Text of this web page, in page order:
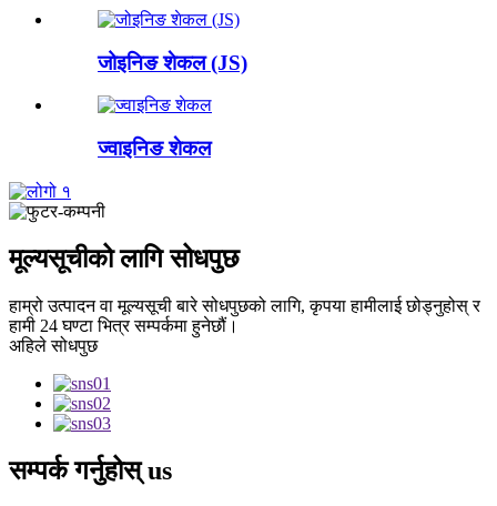
जोइनिङ शेकल (JS)
ज्वाइनिङ शेकल
मूल्यसूचीको लागि सोधपुछ
हाम्रो उत्पादन वा मूल्यसूची बारे सोधपुछको लागि, कृपया हामीलाई छोड्नुहोस् र
हामी 24 घण्टा भित्र सम्पर्कमा हुनेछौं।
अहिले सोधपुछ
सम्पर्क गर्नुहोस्us